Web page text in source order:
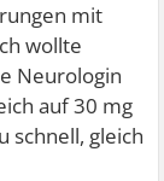
mit
wollte
Neurologin
auf 30 mg
schnell, gleich